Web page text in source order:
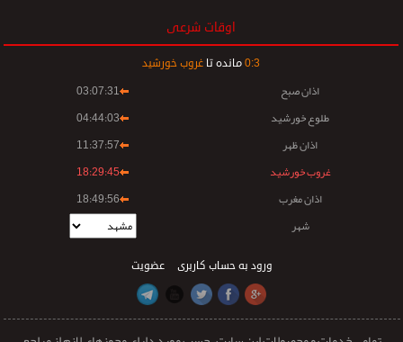
اوقات شرعی
0:3 مانده تا غروب خورشید
اذان صبح
03:07:31
طلوع خورشید
04:44:03
اذان ظهر
11:37:57
غروب خورشید
18:29:45
اذان مغرب
18:49:56
شهر
عضویت ورود به حساب کاربری